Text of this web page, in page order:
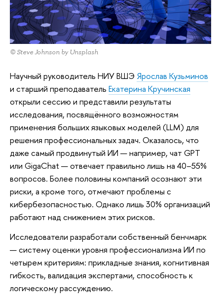
© Steve Johnson by Unsplash
Научный руководитель НИУ ВШЭ Ярослав Кузьминов
и старший преподаватель Екатерина Кручинская
открыли сессию и представили результаты
исследования, посвящённого возможностям
применения больших языковых моделей (LLM) для
решения профессиональных задач. Оказалось, что
даже самый продвинутый ИИ — например, чат GPT
или GigaChat — отвечает правильно лишь на 40–55%
вопросов. Более половины компаний осознают эти
риски, а кроме того, отмечают проблемы с
кибербезопасностью. Однако лишь 30% организаций
работают над снижением этих рисков.
Исследователи разработали собственный бенчмарк
— систему оценки уровня профессионализма ИИ по
четырем критериям: прикладные знания, когнитивная
гибкость, валидация экспертами, способность к
логическому рассуждению.